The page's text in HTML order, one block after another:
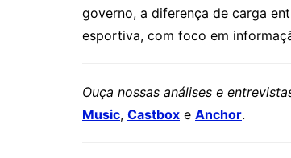
governo, a diferença de carga
esportiva, com foco em
Ouça nossas análises e
Music, Castbox e Anchor.